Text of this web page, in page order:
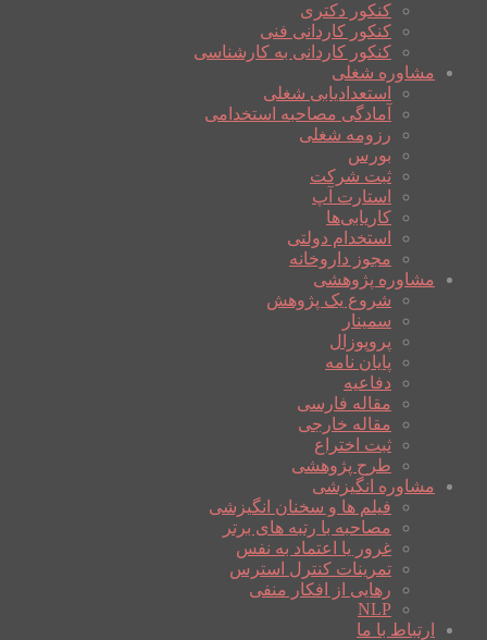
کنکور دکتری
کنکور کاردانی فنی
کنکور کاردانی به کارشناسی
مشاوره شغلی
استعدادیابی شغلی
آمادگی مصاحبه استخدامی
رزومه شغلی
بورس
ثبت شرکت
استارت آپ
کاریابی‌ها
استخدام دولتی
مجوز داروخانه
مشاوره پژوهشی
شروع یک پژوهش
سمینار
پروپوزال
پایان نامه
دفاعیه
مقاله فارسی
مقاله خارجی
ثبت اختراع
طرح پژوهشی
مشاوره انگیزشی
فیلم ها و سخنان انگیزشی
مصاحبه با رتبه های برتر
غرور یا اعتماد به نفس
تمرینات کنترل استرس
رهایی از افکار منفی
NLP
ارتباط با ما